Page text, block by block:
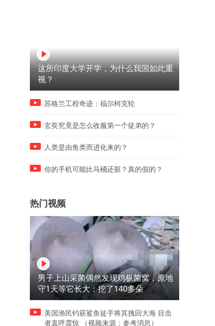
意长存”，全场破防了
机没信号付不了钱，老板现
这所印度大学开学，为什么我国如此重
视？
苏格兰工程奇迹：福尔柯克轮
玄奘究竟是怎么收服第一个徒弟的？
人类是由鱼类而进化来的？
你的手机可能比马桶还脏？真的假的？
热门视频
男子上山采菌偶然发现鸡枞菌窝，原地
守1天等它长大：挖了140多朵
美国渔民钓获鲨鱼徒手将其拽回大海 目击
者直呼震惊 （视频来源：参考消息）